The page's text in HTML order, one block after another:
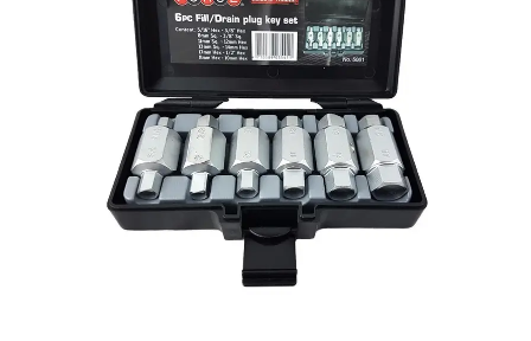
Klantenservice
Linkpartners